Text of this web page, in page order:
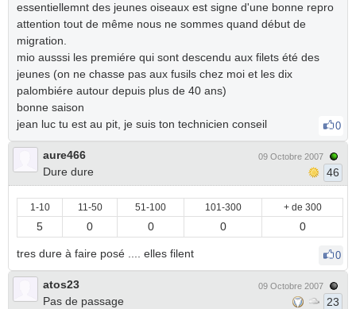
essentiellemnt des jeunes oiseaux est signe d'une bonne repro
attention tout de même nous ne sommes quand début de
migration.
mio ausssi les premiére qui sont descendu aux filets été des
jeunes (on ne chasse pas aux fusils chez moi et les dix
palombiére autour depuis plus de 40 ans)
bonne saison
jean luc tu est au pit, je suis ton technicien conseil
0
aure466
Dure dure
09 Octobre 2007
46
1-10 11-50 51-100 101-300 + de 300
5 0 0 0 0
tres dure à faire posé .... elles filent 0
atos23
Pas de passage
09 Octobre 2007
23